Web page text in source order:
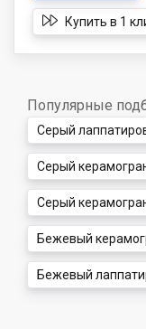
Купить в 1
Популярные
Серый
Серый
Серый
Бежевый
Бежевый